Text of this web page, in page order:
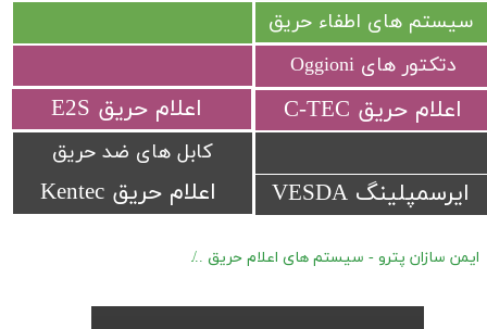
اعلام حریق Kentec
​اعلام حریق C-TEC​​​​​​​ ​اعلام حریق E2S
ایرسمپلینگ VESDA
سیستم های اطفاء حریق
کابل های ضد حریق
دتکتور های Oggioni
ایمن سازان پترو - سیستم های اعلام حریق